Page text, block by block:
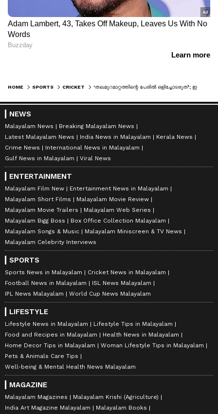
HOME SPORTS CRICKET
NEWS
Malayalam News
Breaking Malayalam News
Latest Malayalam News
India News in Malayalam
Kerala News
Crime News
International News in Malayalam
Gulf News in Malayalam
Viral News
ENTERTAINMENT
Malayalam Film New
Entertainment News in Malayalam
Malayalam Short Films
Malayalam Movie Review
Malayalam Movie Trailers
Malayalam Web Series
Malayalam Bigg Boss
Box Office Collection Malayalam
Malayalam Songs & Music
Malayalam Miniscreen & TV News
Malayalam Celebrity Interviews
SPORTS
Sports News in Malayalam
Cricket News in Malayalam
Football News in Malayalam
ISL News Malayalam
IPL News Malayalam
World Cup News Malayalam
LIFESTYLE
Lifestyle News in Malayalam
Lifestyle Tips in Malayalam
Food and Recipes in Malayalam
Health News in Malayalam
Home Decor Tips in Malayalam
Woman Lifestyle Tips in Malayalam
Pets & Animals Care Tips
Well-being & Mental Health News Malayalam
MAGAZINE
Malayalam Magazines
Malayalam Krishi (Agriculture)
India Art Magazine Malayalam
Malayalam Books